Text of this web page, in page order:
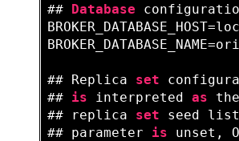
## Database
## Replica set
## is interpreted as
## replica set seed
## parameter is unset,